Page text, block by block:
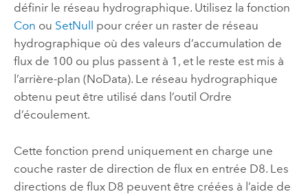
définir le réseau hydrographique. Utilisez la fonction
Con ou SetNull
pour créer un raster de réseau
hydrographique où des valeurs d’accumulation de
flux de 100 ou plus passent à 1, et le reste est mis à
l’arrière-plan (NoData). Le réseau hydrographique
obtenu peut être utilisé dans l’outil Ordre
d’écoulement.
Cette fonction prend uniquement en charge une
couche raster de direction de flux en entrée D8. Les
directions de flux D8 peuvent être créées à l’aide de